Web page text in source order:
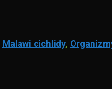
Malawi cichlidy,